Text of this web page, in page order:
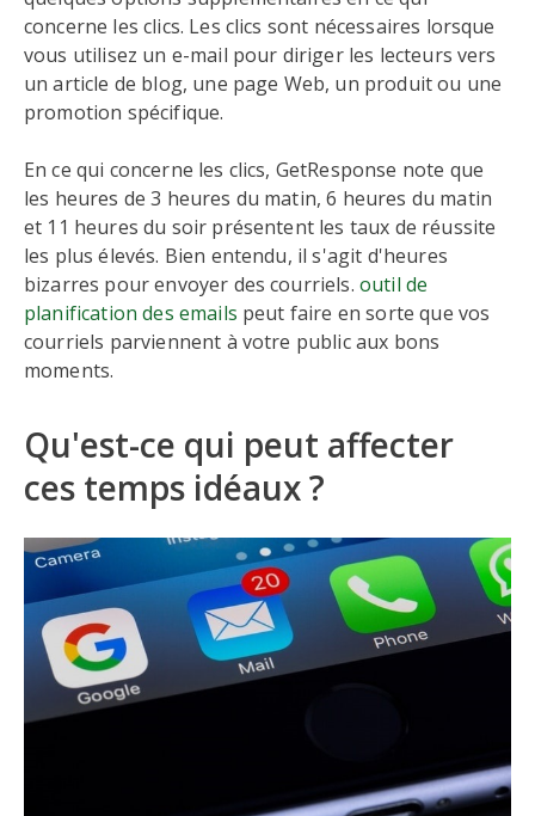
concerne les clics. Les clics sont nécessaires lorsque
vous utilisez un e-mail pour diriger les lecteurs vers
un article de blog, une page Web, un produit ou une
promotion spécifique.
En ce qui concerne les clics, GetResponse note que
les heures de 3 heures du matin, 6 heures du matin
et 11 heures du soir présentent les taux de réussite
les plus élevés. Bien entendu, il s'agit d'heures
bizarres pour envoyer des courriels. outil de
planification des emails peut faire en sorte que vos
courriels parviennent à votre public aux bons
moments.
Qu'est-ce qui peut affecter
ces temps idéaux ?